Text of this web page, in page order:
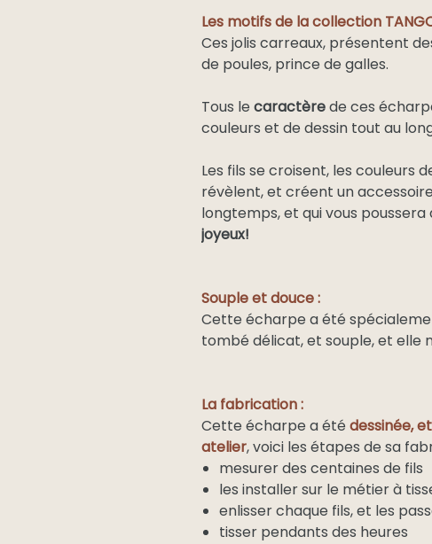
Les motifs de la collection
Ces jolis carreaux, présentent
de poules, prince de galles.
Tous le caractèrede ces
couleurs et de dessin tout au
Les fils se croisent, les couleurs
révèlent, et créent un
longtemps, et qui vous poussera
joyeux!
Souple et douce :
Cette écharpe a été
tombé délicat, et souple, et elle
La fabrication :
Cette écharpe a été dessinée,
atelier, voici les étapes de sa
mesurer des centaines de fils
les installer sur le métier à
enlisser chaque fils, et les
tisser pendants des heures